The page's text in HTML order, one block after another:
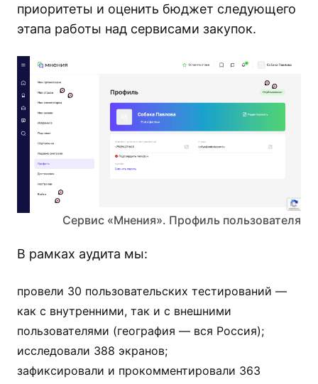
приоритеты и оценить бюджет следующего
этапа работы над сервисами закупок.
Сервис «Мнения». Профиль пользователя
В рамках аудита мы:
провели 30 пользовательских тестирований —
как с внутренними, так и с внешними
пользователями (география — вся Россия);
исследовали 388 экранов;
зафиксировали и прокомментировали 363